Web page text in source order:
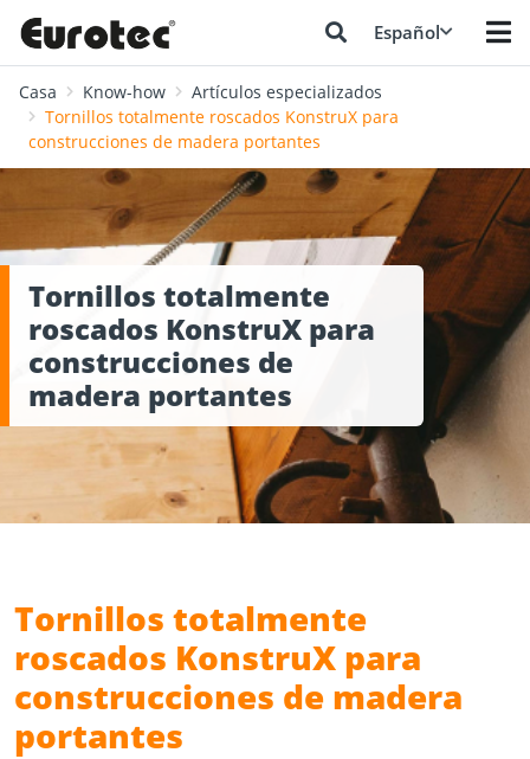
Español
Casa Know-how
Artículos especializados
Tornillos totalmente roscados KonstruX para
construcciones de madera portantes
Tornillos totalmente
roscados KonstruX para
construcciones de
madera portantes
Tornillos totalmente
roscados KonstruX para
construcciones de madera
portantes